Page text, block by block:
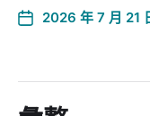
2026 年 7 月 21